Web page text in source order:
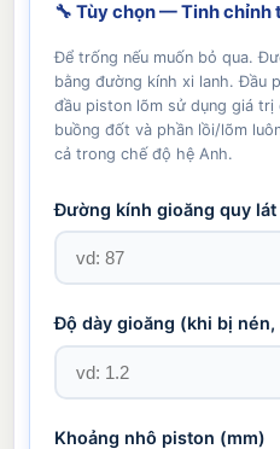
🔧 Tùy chọn — Tinh chỉnh
Để trống nếu muốn bỏ qua.
bằng đường kính xi lanh. Đầu
đầu piston lõm sử dụng giá
buồng đốt và phần lồi/lõm
cả trong chế độ hệ Anh.
Đường kính gioăng quy lát
Độ dày gioăng (khi bị nén,
Khoảng nhô piston (mm)